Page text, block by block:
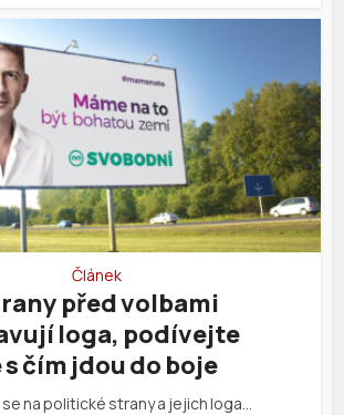
Článek
před volbami
loga, podívejte
s čím jdou do boje
na politické strany a jejich loga…